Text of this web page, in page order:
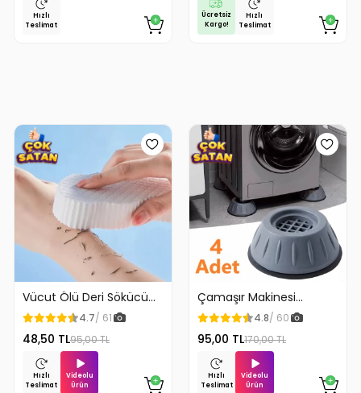
Hızlı
Teslimat
Ücretsiz
Kargo!
Hızlı
Teslimat
Vücut Ölü Deri Sökücü
Peeling Banyo Duş
Süngeri
4.7/ 61
48,50 TL95,00 TL
Hızlı
Teslimat
Videolu
Ürün
Çamaşır Makinesi
Titreşim Engelleyici
Stoper 4Lü
4.8/ 60
95,00 TL170,00 TL
Hızlı
Teslimat
Videolu
Ürün